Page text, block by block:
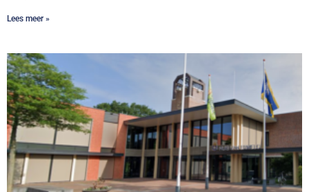
Lees meer »